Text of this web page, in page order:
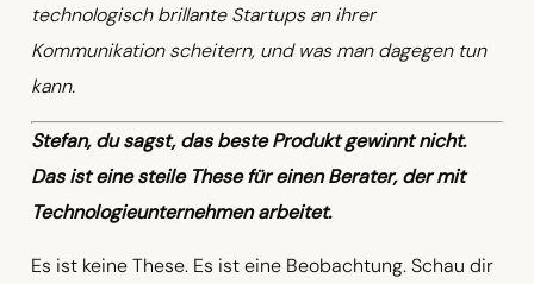
technologisch brillante Startups an ihrer
Kommunikation scheitern, und was man dagegen tun
kann.
Stefan, du sagst, das beste Produkt gewinnt nicht.
Das ist eine steile These für einen Berater, der mit
Technologieunternehmen arbeitet.
Es ist keine These. Es ist eine Beobachtung. Schau dir